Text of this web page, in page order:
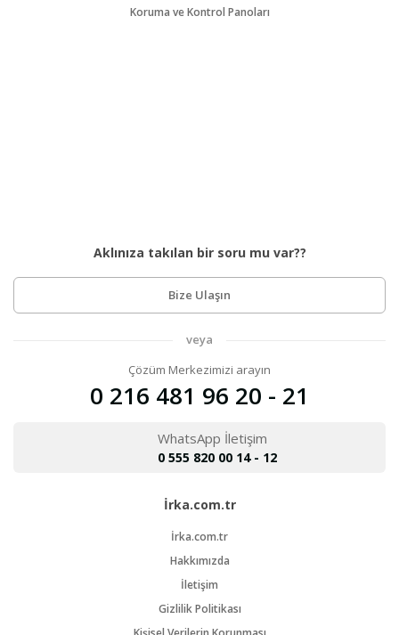
Koruma ve Kontrol Panoları
Aklınıza takılan bir soru mu var??
Bize Ulaşın
veya
Çözüm Merkezimizi arayın
0 216 481 96 20 - 21
WhatsApp İletişim
0 555 820 00 14 - 12
İrka.com.tr
İrka.com.tr
Hakkımızda
İletişim
Gizlilik Politikası